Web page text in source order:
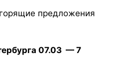
предложения
07.03 — 7